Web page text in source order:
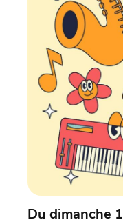
Du dimanche